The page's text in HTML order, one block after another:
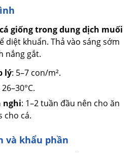
giống trong dung dịch muối
diệt khuẩn. Thả vào sáng sớm
nắng gắt.
lý: 5–7 con/m².
26–30°C.
nghi: 1–2 tuần đầu nên cho ăn
cho cá.
và khẩu phần